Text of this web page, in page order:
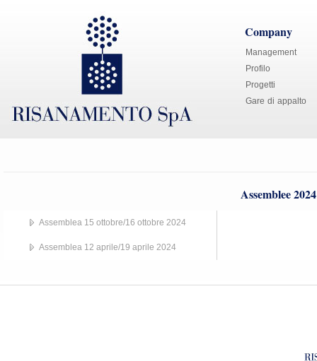
Company
Management
Profilo
Progetti
Gare di appalto
Assemblee 2024
Assemblea 15 ottobre/16 ottobre 2024
Assemblea 12 aprile/19 aprile 2024